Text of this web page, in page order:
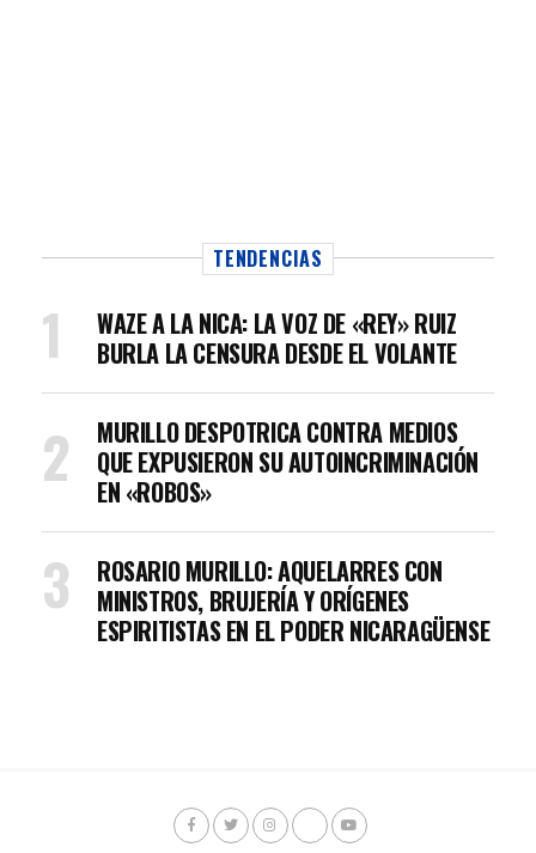
TENDENCIAS
WAZE A LA NICA: LA VOZ DE «REY» RUIZ
BURLA LA CENSURA DESDE EL VOLANTE
MURILLO DESPOTRICA CONTRA MEDIOS
QUE EXPUSIERON SU AUTOINCRIMINACIÓN
EN «ROBOS»
ROSARIO MURILLO: AQUELARRES CON
MINISTROS, BRUJERÍA Y ORÍGENES
ESPIRITISTAS EN EL PODER NICARAGÜENSE